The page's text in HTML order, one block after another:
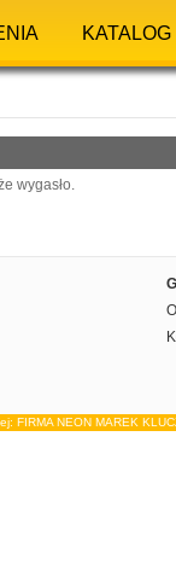
KATALOG
wygasło.
FIRMA NEON MAREK